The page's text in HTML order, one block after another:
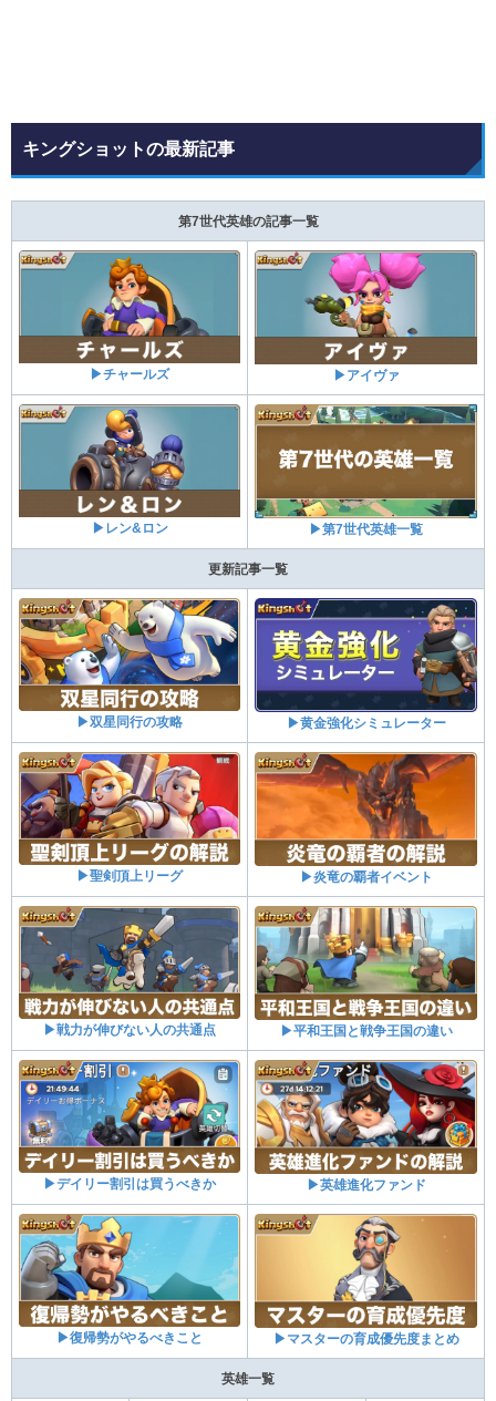
キングショットの最新記事
第7世代英雄の記事一覧
▶チャールズ ▶アイヴァ
▶レン&ロン ▶第7世代英雄一覧
更新記事一覧
▶双星同行の攻略 ▶黄金強化シミュレーター
▶聖剣頂上リーグ ▶炎竜の覇者イベント
▶戦力が伸びない人の共通点 ▶平和王国と戦争王国の違い
▶デイリー割引は買うべきか ▶英雄進化ファンド
▶復帰勢がやるべきこと ▶マスターの育成優先度まとめ
英雄一覧